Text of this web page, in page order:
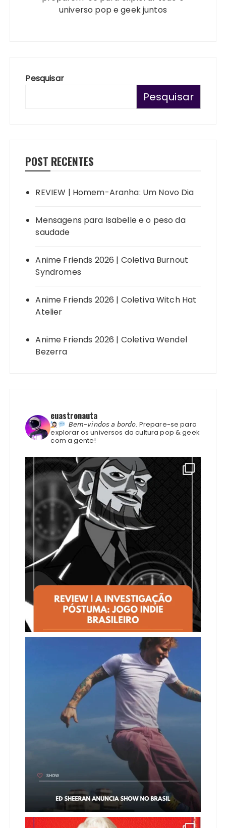
universo pop e geek juntos
Pesquisar
Pesquisar
POST RECENTES
REVIEW | Homem-Aranha: Um Novo Dia
Mensagens para Isabelle e o peso da
saudade
Anime Friends 2026 | Coletiva Burnout
Syndromes
Anime Friends 2026 | Coletiva Witch Hat
Atelier
Anime Friends 2026 | Coletiva Wendel
Bezerra
euastronauta
𝘉𝘦𝘮-𝘷𝘪𝘯𝘥𝘰𝘴 𝘢 𝘣𝘰𝘳𝘥𝘰. Prepare-se para
explorar os universos da cultura pop & geek
com a gente!